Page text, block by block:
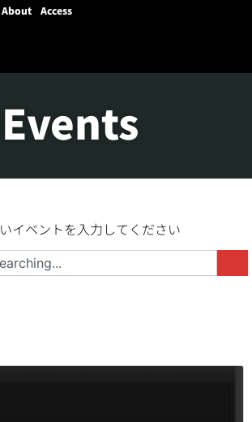
About Access
Events
イベントを入力してください